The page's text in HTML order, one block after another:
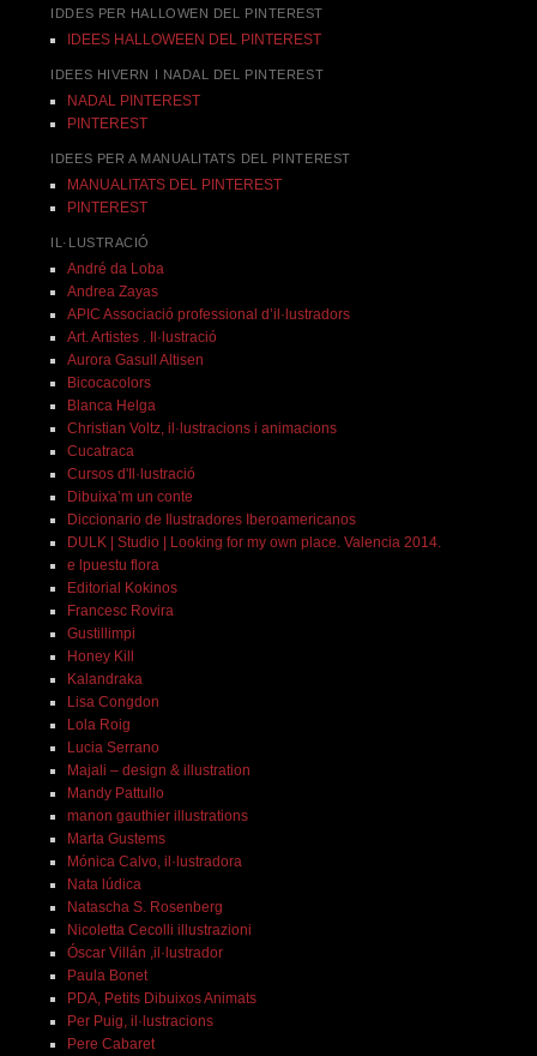
IDDES PER HALLOWEN DEL PINTEREST
IDEES HALLOWEEN DEL PINTEREST
IDEES HIVERN I NADAL DEL PINTEREST
NADAL PINTEREST
PINTEREST
IDEES PER A MANUALITATS DEL PINTEREST
MANUALITATS DEL PINTEREST
PINTEREST
IL·LUSTRACIÓ
André da Loba
Andrea Zayas
APIC Associació professional d’il·lustradors
Art. Artistes . Il·lustració
Aurora Gasull Altisen
Bicocacolors
Blanca Helga
Christian Voltz, il·lustracions i animacions
Cucatraca
Cursos d'Il·lustració
Dibuixa’m un conte
Diccionario de Ilustradores Iberoamericanos
DULK | Studio | Looking for my own place. Valencia 2014.
e lpuestu flora
Editorial Kokinos
Francesc Rovira
Gustillimpi
Honey Kill
Kalandraka
Lisa Congdon
Lola Roig
Lucia Serrano
Majali – design & illustration
Mandy Pattullo
manon gauthier illustrations
Marta Gustems
Mónica Calvo, il·lustradora
Nata lúdica
Natascha S. Rosenberg
Nicoletta Cecolli illustrazioni
Óscar Villán ,il·lustrador
Paula Bonet
PDA, Petits Dibuixos Animats
Per Puig, il·lustracions
Pere Cabaret